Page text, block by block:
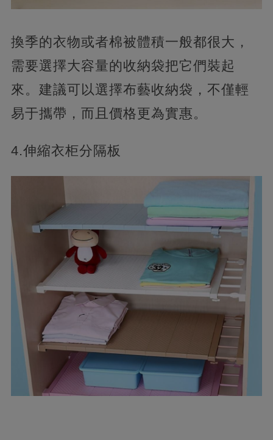
換季的衣物或者棉被體積一般都很大，
需要選擇大容量的收納袋把它們裝起
來。建議可以選擇布藝收納袋，不僅輕
易于攜帶，而且價格更為實惠。
4.伸縮衣柜分隔板